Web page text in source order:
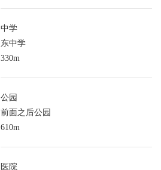
中学
东中学
330m
公园
前面之后公园
610m
医院